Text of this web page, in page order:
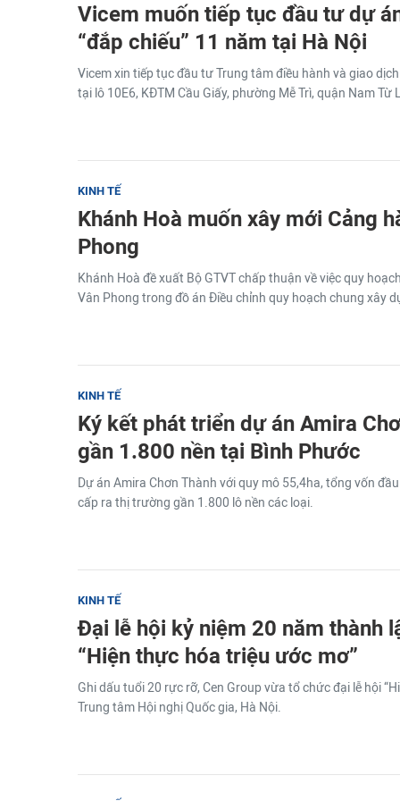
Vicem muốn tiếp tục đầu tư dự
“đắp chiếu” 11 năm tại Hà Nội
Vicem xin tiếp tục đầu tư Trung tâm điều hành và giao
tại lô 10E6, KĐTM Cầu Giấy, phường Mễ Trì, quận Nam Từ
KINH TẾ
Khánh Hoà muốn xây mới Cảng
Phong
Khánh Hoà đề xuất Bộ GTVT chấp thuận về việc quy
Vân Phong trong đồ án Điều chỉnh quy hoạch chung xây
KINH TẾ
Ký kết phát triển dự án Amira
gần 1.800 nền tại Bình Phước
Dự án Amira Chơn Thành với quy mô 55,4ha, tổng vốn
cấp ra thị trường gần 1.800 lô nền các loại.
KINH TẾ
Đại lễ hội kỷ niệm 20 năm thành
“Hiện thực hóa triệu ước mơ”
Ghi dấu tuổi 20 rực rỡ, Cen Group vừa tổ chức đại lễ hội
Trung tâm Hội nghị Quốc gia, Hà Nội.